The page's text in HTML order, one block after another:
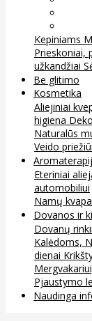
Kepiniams
Prieskoniai,
užkandžiai
Be glitimo
Kosmetika
Aliejiniai
higiena
Naturalūs
Veido
Eteriniai
automobiliui
Namų
Dovanos ir
Dovanų
Kalėdoms,
dienai
Pjaustymo
Naudinga